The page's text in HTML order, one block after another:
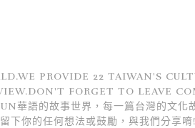
PROVIDE 22 TAIWAN'S
FORGET TO LEAVE
華語的故事世界，每一篇台灣的文化
下你的任何想法或鼓勵，與我們分享